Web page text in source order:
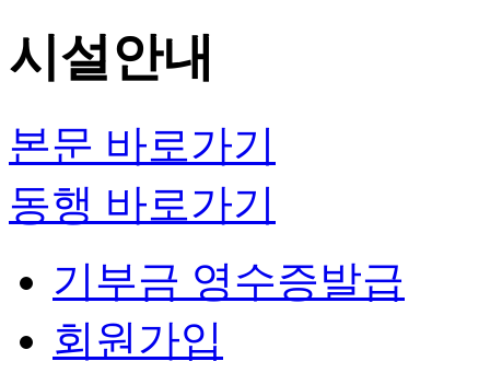
시설안내
본문 바로가기
동행 바로가기
기부금 영수증발급
회원가입